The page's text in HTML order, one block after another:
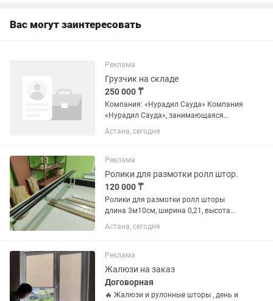
Вас могут заинтересовать
Реклама
Грузчик на складе
250 000 ₸
Компания: «Нурадил Сауда» Компания
«Нурадил Сауда», занимающаяся
производством жалюзи, карнизов и
комплектующих, в связи с открытием
приглашает на работу...
Астана, сегодня
Реклама
Ролики для размотки ролл штор.
120 000 ₸
Ролики для размотки ролл шторы
длина 3м10см, ширина 0,21, высота
0,85 см ножки регулируемые.
Астана, сегодня
Реклама
Жалюзи на заказ
Договорная
🔥 Жалюзи и рулонные шторы , день и